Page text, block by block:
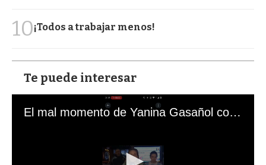
10¡Todos a trabajar menos!
Te puede interesar
El mal momento de Yanina Gasañol con un hincha argentino en "Subrayado"